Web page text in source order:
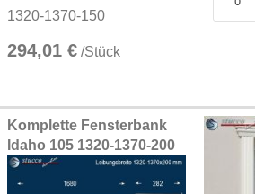
1320-1370-150
294,01 € /Stück
Komplette Fensterbank
Idaho 105 1320-1370-200